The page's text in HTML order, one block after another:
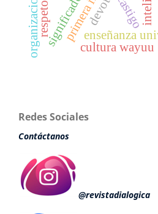
enseñanza
cultura wayuu
respeto castigo
organizaciones
Redes Sociales
Contáctanos
@revistadialogica